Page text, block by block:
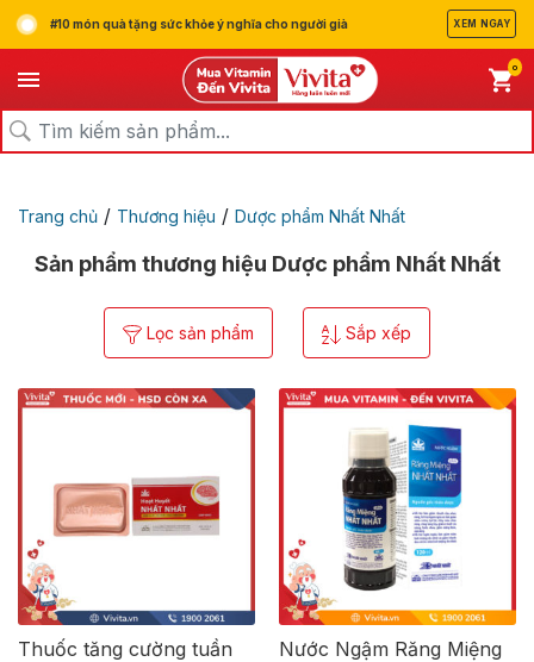
#10 món quà tặng sức khỏe ý nghĩa cho người già XEM NGAY
0
Trang chủ / Thương hiệu / Dược phẩm Nhất Nhất
Sản phẩm thương hiệu Dược phẩm Nhất Nhất
Lọc sản phẩm Sắp xếp
Thuốc tăng cường tuần
Nước Ngậm Răng Miệng